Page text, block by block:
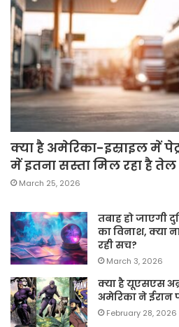
क्या है अमेरिका-इस्राइल में
में इतना सस्ता मिल रहा है तेल
March 25, 2026
तबाह हो जाएगी
का विनाश, क्या
रही सच?
March 3, 2026
क्या है यूएसएस
अमेरिका ने
February 28, 2026